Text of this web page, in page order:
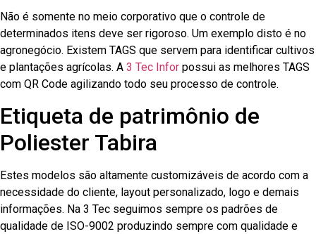
Não é somente no meio corporativo que o controle de
determinados itens deve ser rigoroso. Um exemplo disto é no
agronegócio. Existem TAGS que servem para identificar cultivos
e plantações agrícolas. A 3 Tec Infor possui as melhores TAGS
com QR Code agilizando todo seu processo de controle.
Etiqueta de patrimônio de
Poliester Tabira
Estes modelos são altamente customizáveis de acordo com a
necessidade do cliente, layout personalizado, logo e demais
informações. Na 3 Tec seguimos sempre os padrões de
qualidade de ISO-9002 produzindo sempre com qualidade e